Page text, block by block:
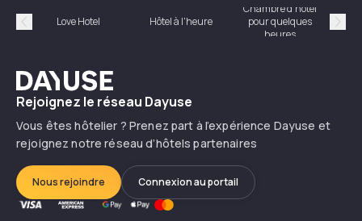
Précédent
Love Hotel Hôtel à l'heure
Chambre d'hôtel
pour quelques
heures
Dayuse
Rejoignez le réseau Dayuse
Vous êtes hôtelier ? Prenez part à l’expérience Dayuse et
rejoignez notre réseau d’hôtels partenaires
Nous rejoindre Connexion au portail